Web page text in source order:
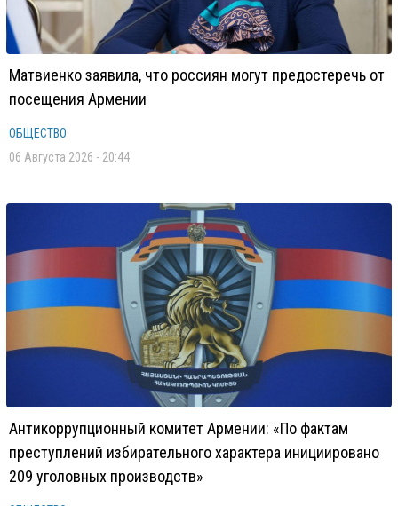
Матвиенко заявила, что россиян могут предостеречь от
посещения Армении
ОБЩЕСТВО
06 Августа 2026 - 20:44
Антикоррупционный комитет Армении: «По фактам
преступлений избирательного характера инициировано
209 уголовных производств»